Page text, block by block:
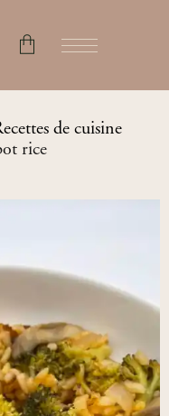
de cuisine
rice